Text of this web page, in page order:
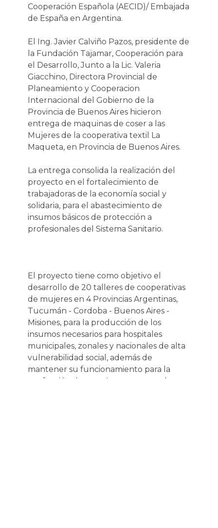
Cooperación Española (AECID)/ Embajada
de España en Argentina.
El Ing. Javier Calviño Pazos, presidente de
la Fundación Tajamar, Cooperación para
el Desarrollo, Junto a la Lic. Valeria
Giacchino, Directora Provincial de
Planeamiento y Cooperacion
Internacional del Gobierno de la
Provincia de Buenos Aires hicieron
entrega de maquinas de coser a las
Mujeres de la cooperativa textil La
Maqueta, en Provincia de Buenos Aires.
La entrega consolida la realización del
proyecto en el fortalecimiento de
trabajadoras de la economía social y
solidaria, para el abastecimiento de
insumos básicos de protección a
profesionales del Sistema Sanitario.
El proyecto tiene como objetivo el
desarrollo de 20 talleres de cooperativas
de mujeres en 4 Provincias Argentinas,
Tucumán - Cordoba - Buenos Aires -
Misiones, para la producción de los
insumos necesarios para hospitales
municipales, zonales y nacionales de alta
vulnerabilidad social, además de
mantener su funcionamiento para la
confección de otros insumos para el